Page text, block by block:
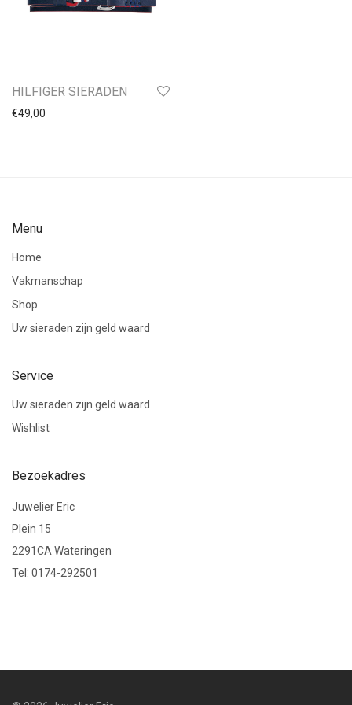
HILFIGER SIERADEN
€49,00
Menu
Home
Vakmanschap
Shop
Uw sieraden zijn geld waard
Service
Uw sieraden zijn geld waard
Wishlist
Bezoekadres
Juwelier Eric
Plein 15
2291CA Wateringen
Tel: 0174-292501